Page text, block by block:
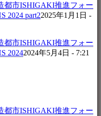
都市ISHIGAKI推進フォー
2024 part22025年1月1日 -
都市ISHIGAKI推進フォー
20242024年5月4日 - 7:21
都市ISHIGAKI推進フォー